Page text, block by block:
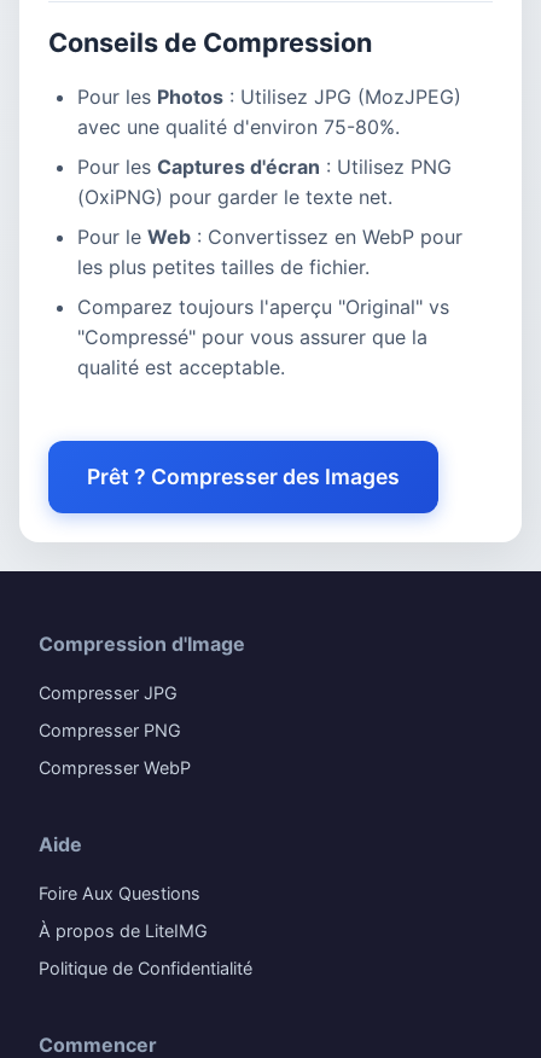
Conseils de Compression
Pour les Photos : Utilisez JPG (MozJPEG)
avec une qualité d'environ 75-80%.
Pour les Captures d'écran : Utilisez PNG
(OxiPNG) pour garder le texte net.
Pour le Web : Convertissez en WebP pour
les plus petites tailles de fichier.
Comparez toujours l'aperçu "Original" vs
"Compressé" pour vous assurer que la
qualité est acceptable.
Prêt ? Compresser des Images
Compression d'Image
Compresser JPG
Compresser PNG
Compresser WebP
Aide
Foire Aux Questions
À propos de LiteIMG
Politique de Confidentialité
Commencer